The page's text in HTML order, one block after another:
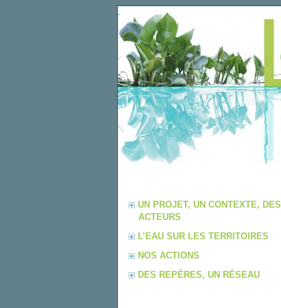
UN PROJET, UN CONTEXTE, DES
ACTEURS
L’EAU SUR LES TERRITOIRES
NOS ACTIONS
DES REPÈRES, UN RÉSEAU